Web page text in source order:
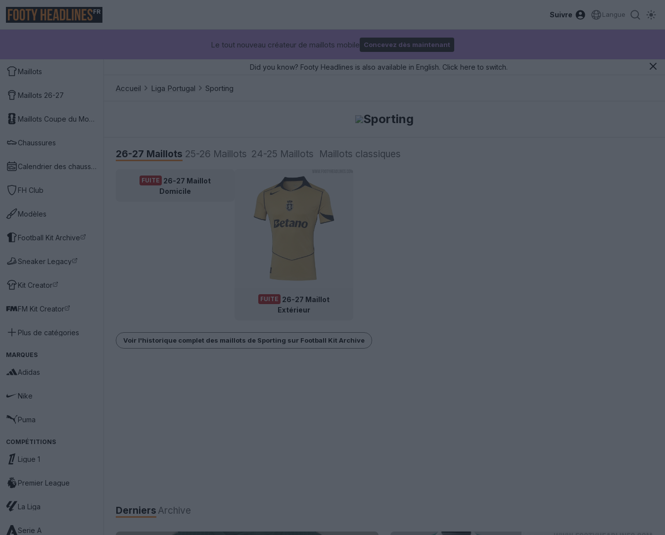
FR Suivre Langue
Le tout nouveau créateur de maillots mobile Concevez dès maintenant
Maillots
Maillots 26-27
Maillots Coupe du Monde 2026
Chaussures
Calendrier des chaussures
FH Club
Modèles
Football Kit Archive
Sneaker Legacy
Kit Creator
FM Kit Creator
Plus de catégories
MARQUES
Adidas
Nike
Puma
COMPÉTITIONS
Ligue 1
Premier League
La Liga
Serie A
Did you know? Footy Headlines is also available in English. Click here to switch.
Accueil Liga Portugal Sporting
Sporting
26-27 Maillots 25-26 Maillots 24-25 Maillots Maillots classiques
FUITE 26-27 Maillot
Domicile
FUITE 26-27 Maillot
Extérieur
Voir l'historique complet des maillots de Sporting sur Football Kit Archive
Derniers Archive